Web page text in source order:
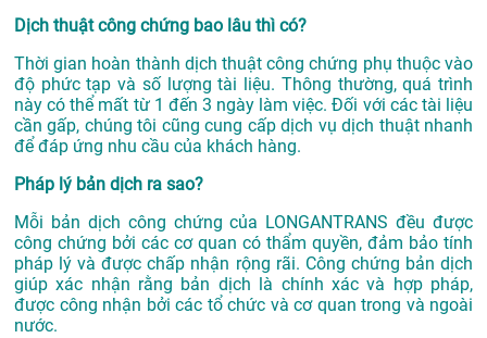
Dịch thuật công chứng bao lâu thì có?
Thời gian hoàn thành dịch thuật công chứng phụ thuộc vào
độ phức tạp và số lượng tài liệu. Thông thường, quá trình
này có thể mất từ 1 đến 3 ngày làm việc. Đối với các tài liệu
cần gấp, chúng tôi cũng cung cấp dịch vụ dịch thuật nhanh
để đáp ứng nhu cầu của khách hàng.
Pháp lý bản dịch ra sao?
Mỗi bản dịch công chứng của LONGANTRANS đều được
công chứng bởi các cơ quan có thẩm quyền, đảm bảo tính
pháp lý và được chấp nhận rộng rãi. Công chứng bản dịch
giúp xác nhận rằng bản dịch là chính xác và hợp pháp,
được công nhận bởi các tổ chức và cơ quan trong và ngoài
nước.